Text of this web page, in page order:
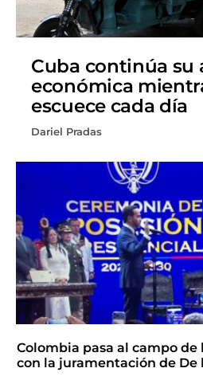
Cuba continúa su
económica
escuece cada día
Dariel Pradas
Colombia pasa al campo
con la juramentación de De